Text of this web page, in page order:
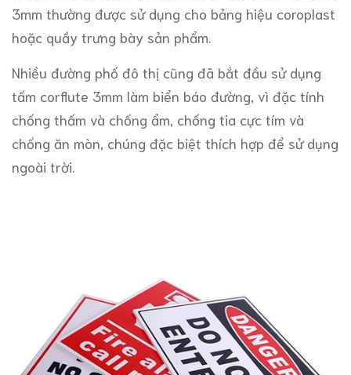
3mm thường được sử dụng cho bảng hiệu coroplast
hoặc quầy trưng bày sản phẩm.
Nhiều đường phố đô thị cũng đã bắt đầu sử dụng
tấm corflute 3mm làm biển báo đường, vì đặc tính
chống thấm và chống ẩm, chống tia cực tím và
chống ăn mòn, chúng đặc biệt thích hợp để sử dụng
ngoài trời.